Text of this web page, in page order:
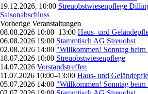
19.12.2026, 10:00 Streuobstwiesenpflege
Saisonabschluss
Vorherige Veranstaltungen
08.08.2026 10:00–13:00 Haus- und
06.08.2026 19:00 Stammtisch AG Streuobst
02.08.2026 14:00 "Willkommen! Sonntag
18.07.2026 10:00 Streuobstwiesenpflege
14.07.2026 Vorstandstreffen
11.07.2026 10:00–13:00 Haus- und
05.07.2026 14:00 "Willkommen! Sonntag